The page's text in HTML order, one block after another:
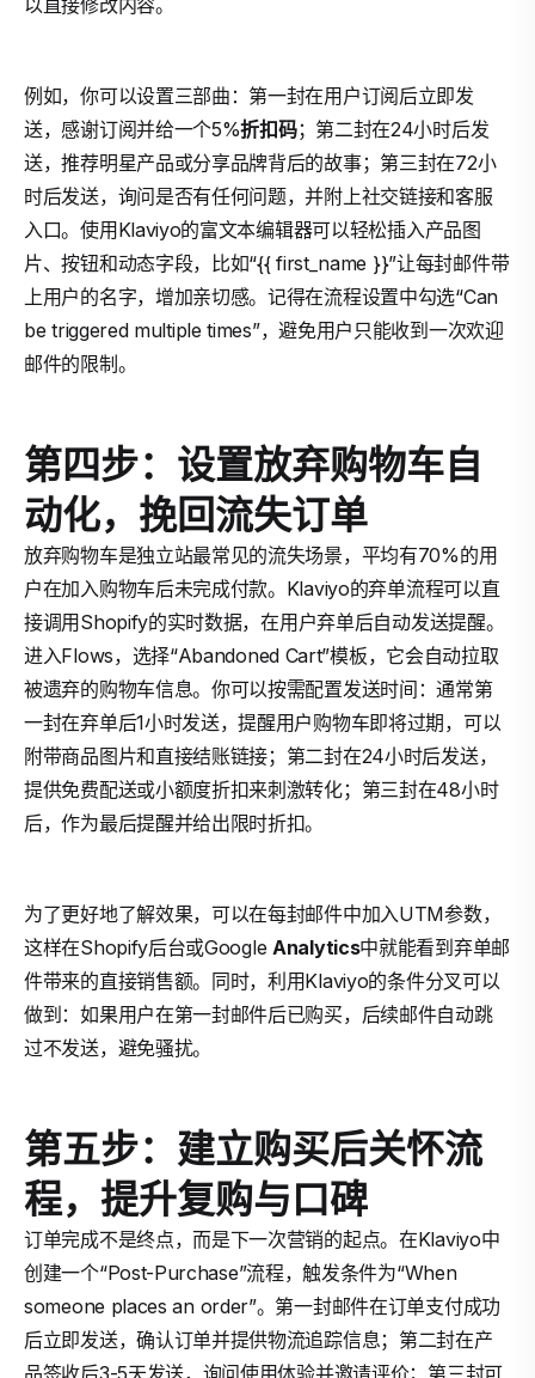
以直接修改内容。
例如，你可以设置三部曲：第一封在用户订阅后立即发
送，感谢订阅并给一个5%折扣码；第二封在24小时后发
送，推荐明星产品或分享品牌背后的故事；第三封在72小
时后发送，询问是否有任何问题，并附上社交链接和客服
入口。使用Klaviyo的富文本编辑器可以轻松插入产品图
片、按钮和动态字段，比如“{{ first_name }}”让每封邮件带
上用户的名字，增加亲切感。记得在流程设置中勾选“Can
be triggered multiple times”，避免用户只能收到一次欢迎
邮件的限制。
第四步：设置放弃购物车自
动化，挽回流失订单
放弃购物车是独立站最常见的流失场景，平均有70%的用
户在加入购物车后未完成付款。Klaviyo的弃单流程可以直
接调用Shopify的实时数据，在用户弃单后自动发送提醒。
进入Flows，选择“Abandoned Cart”模板，它会自动拉取
被遗弃的购物车信息。你可以按需配置发送时间：通常第
一封在弃单后1小时发送，提醒用户购物车即将过期，可以
附带商品图片和直接结账链接；第二封在24小时后发送，
提供免费配送或小额度折扣来刺激转化；第三封在48小时
后，作为最后提醒并给出限时折扣。
为了更好地了解效果，可以在每封邮件中加入UTM参数，
这样在Shopify后台或Google Analytics中就能看到弃单邮
件带来的直接销售额。同时，利用Klaviyo的条件分叉可以
做到：如果用户在第一封邮件后已购买，后续邮件自动跳
过不发送，避免骚扰。
第五步：建立购买后关怀流
程，提升复购与口碑
订单完成不是终点，而是下一次营销的起点。在Klaviyo中
创建一个“Post-Purchase”流程，触发条件为“When
someone places an order”。第一封邮件在订单支付成功
后立即发送，确认订单并提供物流追踪信息；第二封在产
品签收后3-5天发送，询问使用体验并邀请评价；第三封可